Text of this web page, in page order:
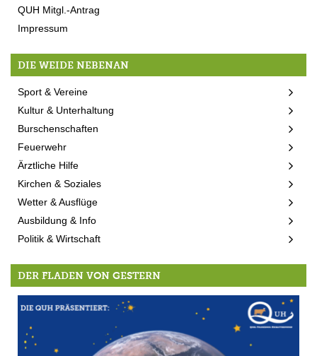
QUH Mitgl.-Antrag
Impressum
DIE WEIDE NEBENAN
Sport & Vereine
Kultur & Unterhaltung
Burschenschaften
Feuerwehr
Ärztliche Hilfe
Kirchen & Soziales
Wetter & Ausflüge
Ausbildung & Info
Politik & Wirtschaft
DER FLADEN VON GESTERN